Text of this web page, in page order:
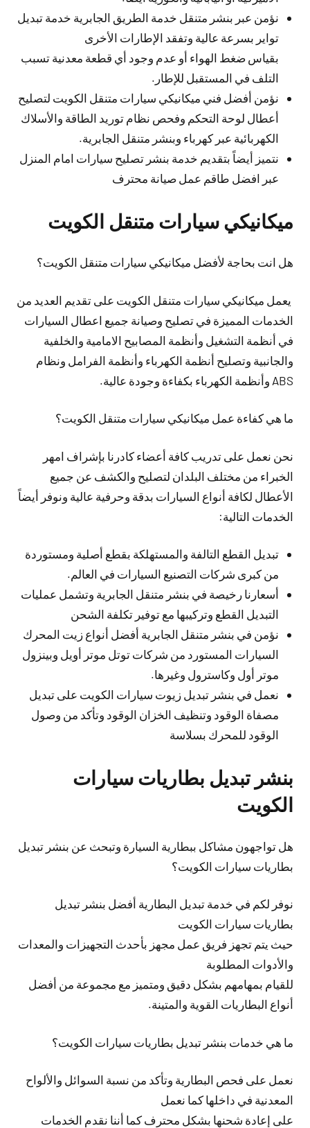
نؤمن عبر بنشر متنقل خدمة الطريق الجابرية خدمة تبديل
تواير بسرعة عالية وتفقد الإطارات الأخرى
بقياس ضغط الهواء أو عدم وجود أي قطعة معدنية تسبب
التلف في المستقبل للإطار.
نؤمن أفضل فني ميكانيكي سيارات متنقل الكويت لتصليح
أعطال لوحة التحكم وفحص نظام توريد الطاقة والأسلاك
الكهربائية عبر كهرباء وبنشر متنقل الجابرية.
نتميز أيضاً بتقديم خدمة بنشر تصليح سيارات امام المنزل
عبر افضل طاقم عمل صيانة محترف
ميكانيكي سيارات متنقل الكويت
هل انت بحاجة لأفضل ميكانيكي سيارات متنقل الكويت؟
يعمل ميكانيكي سيارات متنقل الكويت على تقديم العديد من
الخدمات المميزة في تصليح وصيانة جميع اعطال السيارات
في أنظمة التشغيل وأنظمة المصابيح الامامية والخلفية
والجانبية وتصليح أنظمة الكهرباء وأنظمة الفرامل ونظام
ABS وأنظمة الكهرباء بكفاءة وجودة عالية.
ما هي كفاءة عمل ميكانيكي سيارات متنقل الكويت؟
نحن نعمل على تدريب كافة أعضاء كادرنا بإشراف امهر
الخبراء من مختلف البلدان لتصليح والكشف عن جميع
الأعطال لكافة أنواع السيارات بدقة وحرفية عالية ونوفر أيضاً
الخدمات التالية:
تبديل القطع التالفة والمستهلكة بقطع أصلية ومستوردة
من كبرى شركات التصنيع السيارات في العالم.
أسعارنا رخيصة في بنشر متنقل الجابرية وتشمل عمليات
التبديل القطع وتركيبها مع توفير تكلفة الشحن
نؤمن في بنشر متنقل الجابرية أفضل أنواع زيت المحرك
السيارات المستورد من شركات توتل موتر أويل وبينزول
موتر أول وكاسترول وغيرها.
نعمل في بنشر تبديل زيوت سيارات الكويت على تبديل
مصفاة الوقود وتنظيف الخزان الوقود وتأكد من وصول
الوقود للمحرك بسلاسة
بنشر تبديل بطاريات سيارات
الكويت
هل تواجهون مشاكل ببطارية السيارة وتبحث عن بنشر تبديل
بطاريات سيارات الكويت؟
نوفر لكم في خدمة تبديل البطارية أفضل بنشر تبديل
بطاريات سيارات الكويت
حيث يتم تجهز فريق عمل مجهز بأحدث التجهيزات والمعدات
والأدوات المطلوبة
للقيام بمهامهم بشكل دقيق ومتميز مع مجموعة من أفضل
أنواع البطاريات القوية والمتينة.
ما هي خدمات بنشر تبديل بطاريات سيارات الكويت؟
نعمل على فحص البطارية وتأكد من نسبة السوائل والألواح
المعدنية في داخلها كما نعمل
على إعادة شحنها بشكل محترف كما أننا نقدم الخدمات